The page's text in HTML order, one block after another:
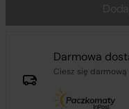
Darmowa
Ciesz się